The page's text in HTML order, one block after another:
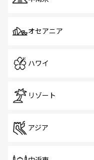
オセアニア
ハワイ
リゾート
アジア